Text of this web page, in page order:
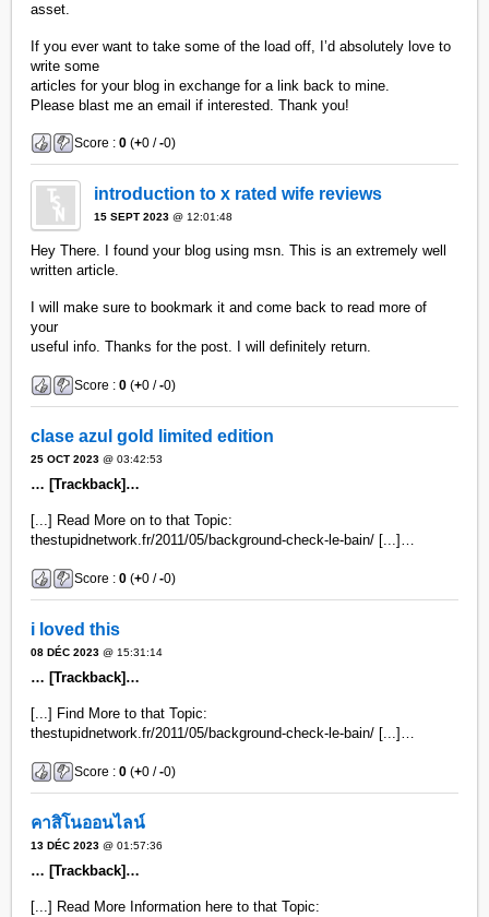
asset.
If you ever want to take some of the load off, I’d absolutely love to
write some
articles for your blog in exchange for a link back to mine.
Please blast me an email if interested. Thank you!
Score :0 (+0 /-0)
introduction to x rated wife reviews
15 SEPT 2023 @ 12:01:48
Hey There. I found your blog using msn. This is an extremely well
written article.
I will make sure to bookmark it and come back to read more of
your
useful info. Thanks for the post. I will definitely return.
Score :0 (+0 /-0)
clase azul gold limited edition​
25 OCT 2023 @ 03:42:53
… [Trackback]…
[...] Read More on to that Topic:
thestupidnetwork.fr/2011/05/background-check-le-bain/ [...]…
Score :0 (+0 /-0)
i loved this
08 DÉC 2023 @ 15:31:14
… [Trackback]…
[...] Find More to that Topic:
thestupidnetwork.fr/2011/05/background-check-le-bain/ [...]…
Score :0 (+0 /-0)
คาสิโนออนไลน์
13 DÉC 2023 @ 01:57:36
… [Trackback]…
[...] Read More Information here to that Topic: